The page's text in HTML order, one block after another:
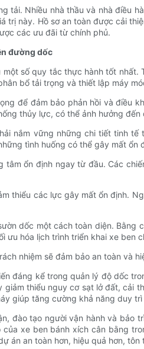
Nhiều nhà thầu và nhà điều
này. Hồ sơ an toàn được cải
các ưu đãi từ chính phủ.
đường dốc
số quy tắc thực hành tốt
bổ tải trọng và thiết lập máy
để đảm bảo phản hồi và điều
thủy lực, có thể ảnh hưởng
nắm vững những chi tiết tinh
tình huống có thể gây mất ổn
ổn định ngay từ đầu. Các
thiểu các lực gây mất ổn định.
dốc một cách toàn diện.
hóa lịch trình triển khai xe ben
nhiệm sẽ đảm bảo an toàn và
đáng kể trong quản lý độ dốc
thiểu nguy cơ sạt lở đất, cải
giúp tăng cường khả năng duy
đào tạo người vận hành và bảo
xe ben bánh xích cân bằng
an toàn hơn, hiệu quả hơn,